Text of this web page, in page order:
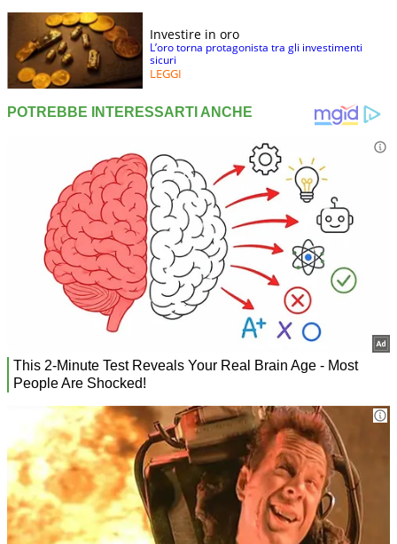
Investire in oro
L’oro torna protagonista tra gli investimenti
sicuri
LEGGI